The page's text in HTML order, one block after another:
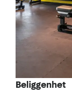
Beliggenhet